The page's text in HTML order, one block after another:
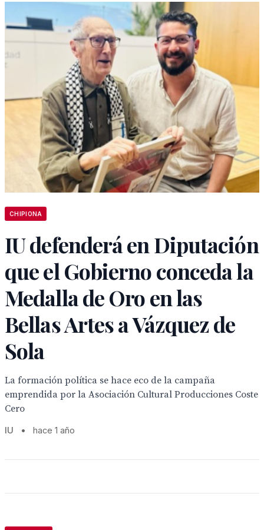
CHIPIONA
IU defenderá en Diputación
que el Gobierno conceda la
Medalla de Oro en las
Bellas Artes a Vázquez de
Sola
La formación política se hace eco de la campaña
emprendida por la Asociación Cultural Producciones Coste
Cero
IU • hace 1 año